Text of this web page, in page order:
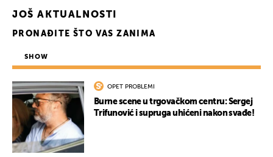
JOŠ AKTUALNOSTI
PRONAĐITE ŠTO VAS ZANIMA
SHOW
OPET PROBLEMI
Burne scene u trgovačkom centru: Sergej
Trifunović i supruga uhićeni nakon svađe!